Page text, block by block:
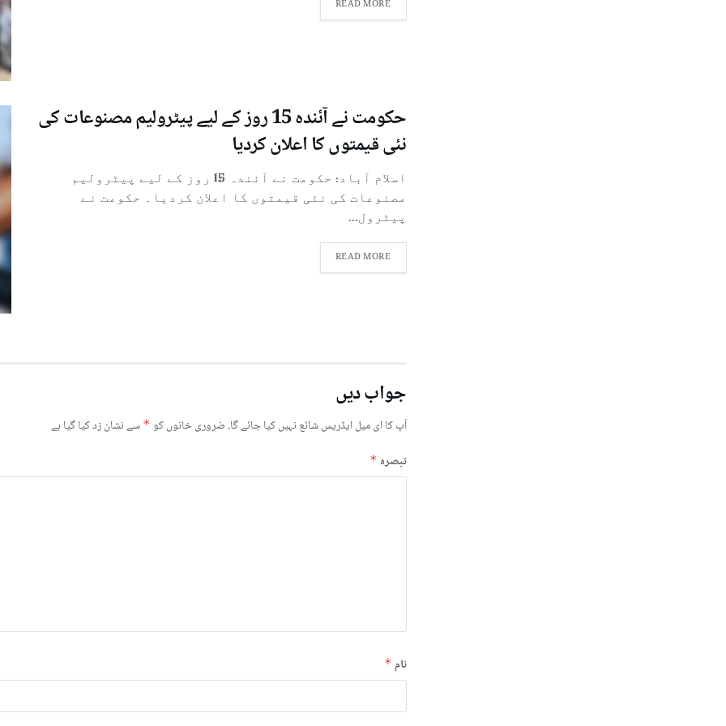
READ MORE
حکومت نے آئندہ 15 روز کے لیے پیٹرولیم مصنوعات کی
نئی قیمتوں کا اعلان کردیا
اسلام آباد: حکومت نے آئندہ 15 روز کے لیے پیٹرولیم
مصنوعات کی نئی قیمتوں کا اعلان کردیا۔ حکومت نے
پیٹرول...
READ MORE
جواب دیں
آپ کا ای میل ایڈریس شائع نہیں کیا جائے گا۔ضروری خانوں کو * سے نشان زد کیا گیا ہے
تبصرہ *
نام *